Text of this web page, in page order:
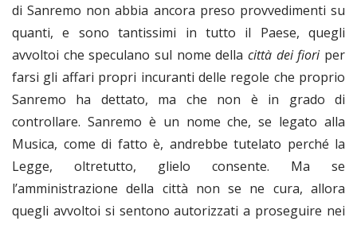
di Sanremo non abbia ancora preso provvedimenti su
quanti, e sono tantissimi in tutto il Paese, quegli
avvoltoi che speculano sul nome della città dei fioriper
farsi gli affari propri incuranti delle regole che proprio
Sanremo ha dettato, ma che non è in grado di
controllare. Sanremo è un nome che, se legato alla
Musica, come di fatto è, andrebbe tutelato perché la
Legge, oltretutto, glielo consente. Ma se
l’amministrazione della città non se ne cura, allora
quegli avvoltoi si sentono autorizzati a proseguire nei